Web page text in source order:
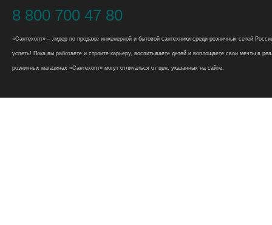
8 800 700 47 80
«Сантехопт» – лидер по продаже инженерной и бытовой сантехники среди розничных сетей
успеть! Пока вы работаете и строите карьеру, воспитываете детей и воплощаете свои мечты в
розничных магазинах «Сантехопт» могут отличаться от цен, указанных на сайте.